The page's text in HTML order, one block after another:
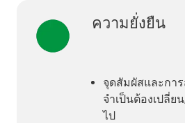
ความยั่งยืน
จุดสัมผัสและกา
จำเป็นต้องเปลี่
ไป